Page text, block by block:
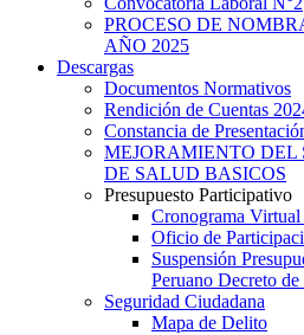
PROCESO DE
AÑO 2025
Descargas
Documentos Normativos
Rendición de Cuentas
Constancia de
MEJORAMIENTO DEL
DE SALUD BASICOS
Presupuesto Participativo
Cronograma Virtual
Oficio de
Suspensión
Peruano Decreto
Seguridad Ciudadana
Mapa de Delito